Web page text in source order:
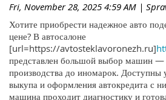
Fri, November 28, 2025 4:59 AM |
Хотите приобрести надежное авто
цене? В автосалоне
[url=https://avtosteklavoronezh.ru]
представлен большой выбор машин —
производства до иномарок. Доступны
выкупа и оформления автокредита с
машина проходит диагностику и